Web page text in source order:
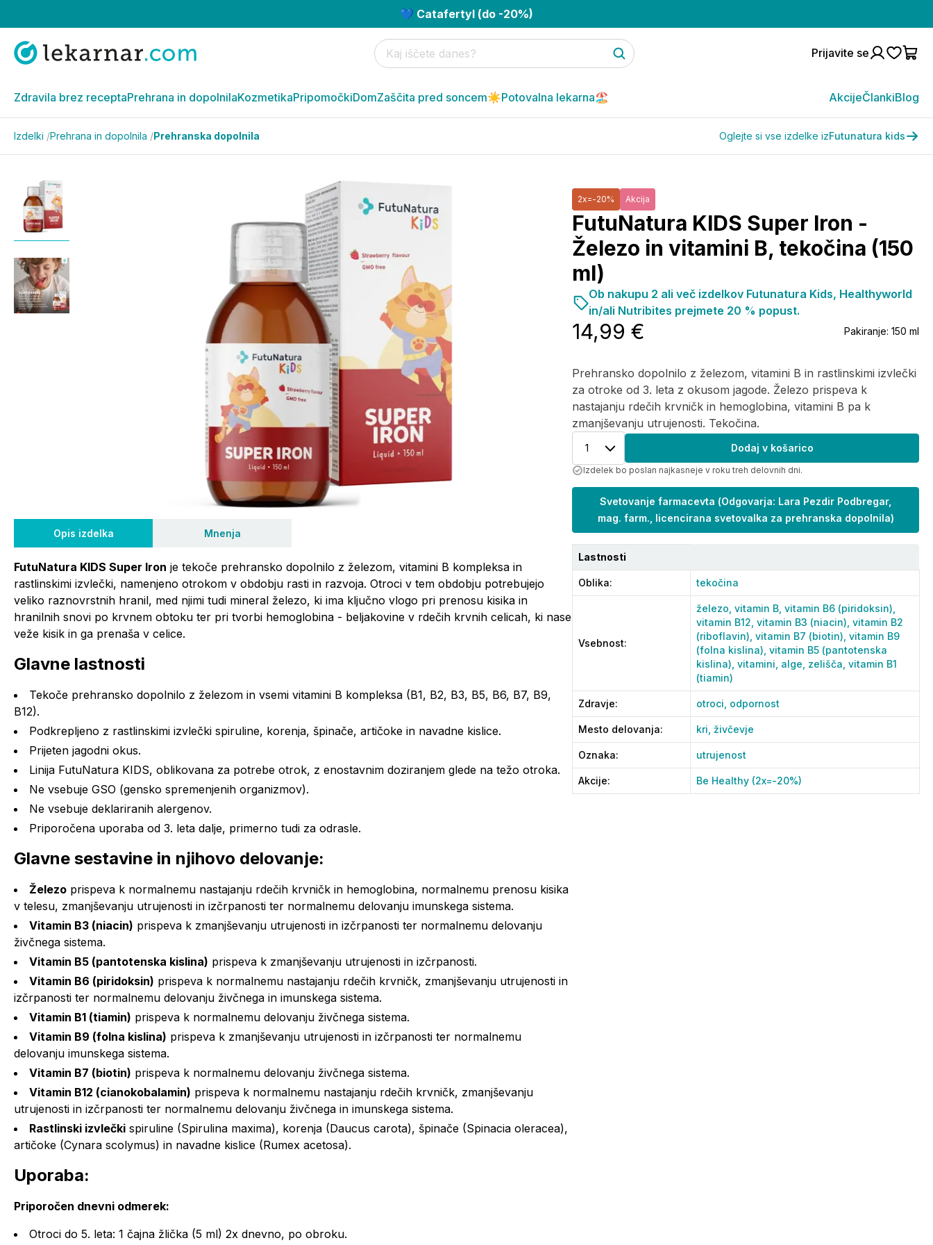
💙 Catafertyl (do -20%)
Prijavite se
Zdravila brez receptaPrehrana in dopolnilaKozmetikaPripomočkiDomZaščita pred soncem☀️Potovalna lekarna🏖️ AkcijeČlankiBlog
Izdelki /Prehrana in dopolnila /Prehranska dopolnila Oglejte si vse izdelke izFutunatura kids
Opis izdelka Mnenja
FutuNatura KIDS Super Iron je tekoče prehransko dopolnilo z železom, vitamini B kompleksa in
rastlinskimi izvlečki, namenjeno otrokom v obdobju rasti in razvoja. Otroci v tem obdobju potrebujejo
veliko raznovrstnih hranil, med njimi tudi mineral železo, ki ima ključno vlogo pri prenosu kisika in
hranilnih snovi po krvnem obtoku ter pri tvorbi hemoglobina - beljakovine v rdečih krvnih celicah, ki nase
veže kisik in ga prenaša v celice.
Glavne lastnosti
Tekoče prehransko dopolnilo z železom in vsemi vitamini B kompleksa (B1, B2, B3, B5, B6, B7, B9,
B12).
Podkrepljeno z rastlinskimi izvlečki spiruline, korenja, špinače, artičoke in navadne kislice.
Prijeten jagodni okus.
Linija FutuNatura KIDS, oblikovana za potrebe otrok, z enostavnim doziranjem glede na težo otroka.
Ne vsebuje GSO (gensko spremenjenih organizmov).
Ne vsebuje deklariranih alergenov.
Priporočena uporaba od 3. leta dalje, primerno tudi za odrasle.
Glavne sestavine in njihovo delovanje:
Železo prispeva k normalnemu nastajanju rdečih krvničk in hemoglobina, normalnemu prenosu kisika
v telesu, zmanjševanju utrujenosti in izčrpanosti ter normalnemu delovanju imunskega sistema.
Vitamin B3 (niacin) prispeva k zmanjševanju utrujenosti in izčrpanosti ter normalnemu delovanju
živčnega sistema.
Vitamin B5 (pantotenska kislina) prispeva k zmanjševanju utrujenosti in izčrpanosti.
Vitamin B6 (piridoksin) prispeva k normalnemu nastajanju rdečih krvničk, zmanjševanju utrujenosti in
izčrpanosti ter normalnemu delovanju živčnega in imunskega sistema.
Vitamin B1 (tiamin) prispeva k normalnemu delovanju živčnega sistema.
Vitamin B9 (folna kislina) prispeva k zmanjševanju utrujenosti in izčrpanosti ter normalnemu
delovanju imunskega sistema.
Vitamin B7 (biotin) prispeva k normalnemu delovanju živčnega sistema.
Vitamin B12 (cianokobalamin) prispeva k normalnemu nastajanju rdečih krvničk, zmanjševanju
utrujenosti in izčrpanosti ter normalnemu delovanju živčnega in imunskega sistema.
Rastlinski izvlečki spiruline (Spirulina maxima), korenja (Daucus carota), špinače (Spinacia oleracea),
artičoke (Cynara scolymus) in navadne kislice (Rumex acetosa).
Uporaba:
Priporočen dnevni odmerek:
Otroci do 5. leta: 1 čajna žlička (5 ml) 2x dnevno, po obroku.
2x=-20% Akcija
FutuNatura KIDS Super Iron -
Železo in vitamini B, tekočina (150
ml)
Prehransko dopolnilo z železom, vitamini B in rastlinskimi izvlečki
za otroke od 3. leta z okusom jagode. Železo prispeva k
nastajanju rdečih krvničk in hemoglobina, vitamini B pa k
zmanjševanju utrujenosti. Tekočina.
14,99 € Pakiranje: 150 ml
Ob nakupu 2 ali več izdelkov Futunatura Kids, Healthyworld
in/ali Nutribites prejmete 20 % popust.
1 Dodaj v košarico
Izdelek bo poslan najkasneje v roku treh delovnih dni.
Svetovanje farmacevta (Odgovarja: Lara Pezdir Podbregar,
mag. farm., licencirana svetovalka za prehranska dopolnila)
Lastnosti
Oblika: tekočina
Vsebnost:
železo, vitamin B, vitamin B6 (piridoksin),
vitamin B12, vitamin B3 (niacin), vitamin B2
(riboflavin), vitamin B7 (biotin), vitamin B9
(folna kislina), vitamin B5 (pantotenska
kislina), vitamini, alge, zelišča, vitamin B1
(tiamin)
Zdravje: otroci, odpornost
Mesto delovanja: kri, živčevje
Oznaka: utrujenost
Akcije: Be Healthy (2x=-20%)